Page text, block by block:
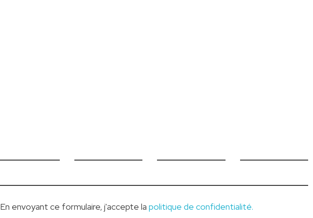
En envoyant ce formulaire, j'accepte la politique de confidentialité.